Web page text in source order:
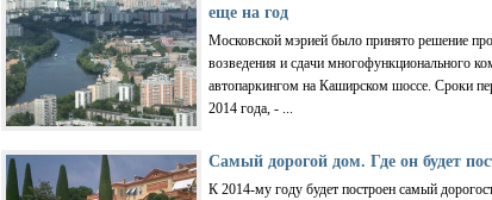
еще на год
Московской мэрией было принято решение
возведения и сдачи многофункционального
автопаркингом на Каширском шоссе. Сроки
2014 года, - ...
Самый дорогой дом. Где он будет
К 2014-му году будет построен самый